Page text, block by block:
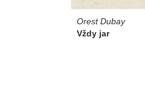
Orest Dubay
Vždy jar